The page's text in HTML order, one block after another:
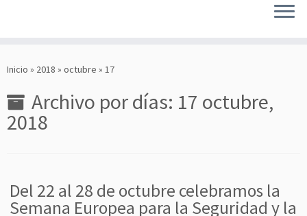
Inicio » 2018 » octubre » 17
Archivo por días: 17 octubre,
2018
Del 22 al 28 de octubre celebramos la
Semana Europea para la Seguridad y la